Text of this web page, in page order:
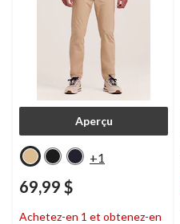
Aperçu
+1
69,99 $
Achetez-en 1 et obtenez-en